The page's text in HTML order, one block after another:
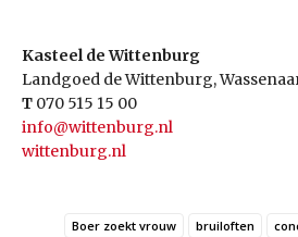
Kasteel de Wittenburg
Landgoed de Wittenburg,
T 070 515 15 00
info@wittenburg.nl
wittenburg.nl
Boer zoekt vrouw bruiloften